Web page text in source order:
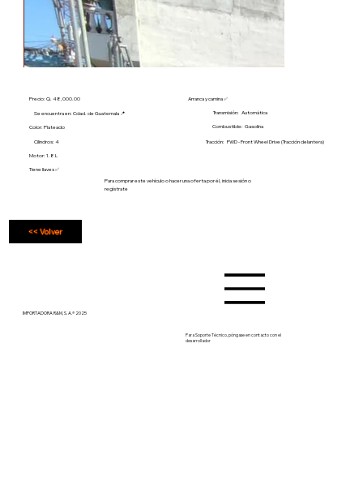
Color: Plateado
Motor: 1.8 L
Transmisión:
Combustible:
Tracción:
Automática
FWD - Front Wheel Drive (Tracción delantera)
Gasolina
Tiene llaves ✅
Arranca y camina ✅
Precio: Q. 48,000.00
Se encuentra en: Cdad. de Guatemala 📍
Cilindros: 4
<< Volver
Para comprar este vehículo o hacer una oferta por él, inicia sesión o
regístrate
IMPORTADORA R&M, S. A.® 2025
Para Soporte Técnico, póngase en contacto con el
desarrollador